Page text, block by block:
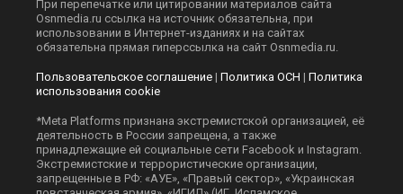
При перепечатке или цитировании материалов сайта
Оsnmedia.ru ссылка на источник обязательна, при
использовании в Интернет-изданиях и на сайтах
обязательна прямая гиперссылка на сайт Оsnmedia.ru.
Пользовательское соглашение | Политика ОСН | Политика
использования cookie
*Meta Platforms признана экстремистской организацией, её
деятельность в России запрещена, а также
принадлежащие ей социальные сети Facebook и Instagram.
Экстремистские и террористические организации,
запрещенные в РФ: «АУЕ», «Правый сектор», «Украинская